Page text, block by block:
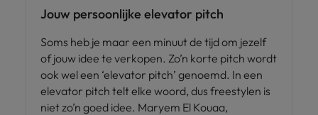
Jouw persoonlijke elevator pitch
Soms heb je maar een minuut de tijd om jezelf
of jouw idee te verkopen. Zo’n korte pitch wordt
ook wel een ‘elevator pitch’ genoemd. In een
elevator pitch telt elke woord, dus freestylen is
niet zo’n goed idee. Maryem El Kouaa,